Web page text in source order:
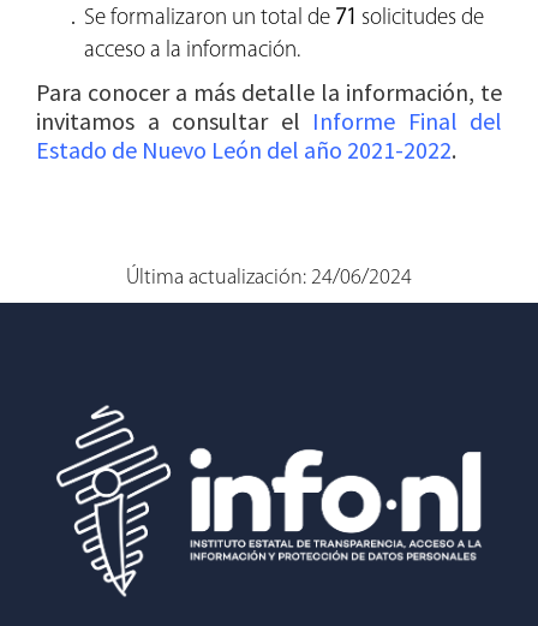
Se formalizaron un total de 71 solicitudes de
acceso a la información.
Para conocer a más detalle la información, te
invitamos a consultar el Informe Final del
Estado de Nuevo León del año 2021-2022.
Última actualización: 24/06/2024